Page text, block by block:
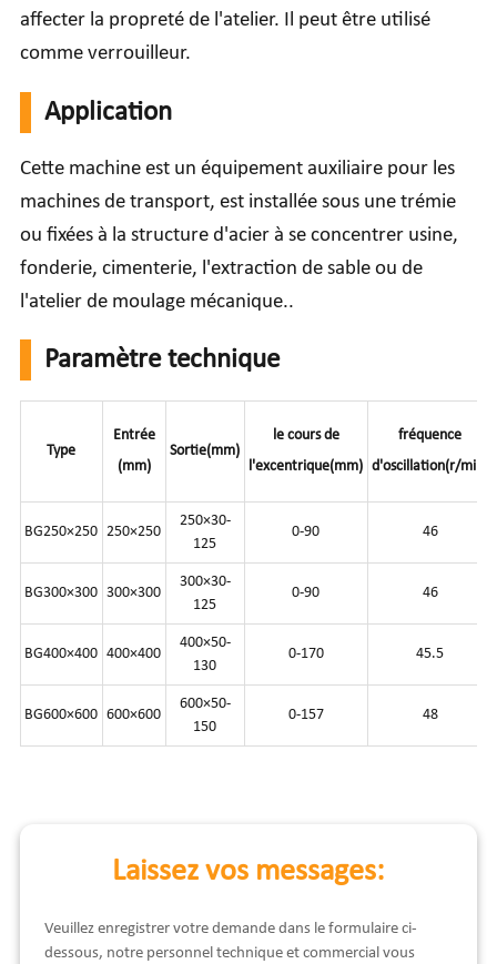
affecter la propreté de l'atelier. Il peut être utilisé
comme verrouilleur.
Application
Cette machine est un équipement auxiliaire pour les
machines de transport, est installée sous une trémie
ou fixées à la structure d'acier à se concentrer usine,
fonderie, cimenterie, l'extraction de sable ou de
l'atelier de moulage mécanique..
Paramètre technique
Type
Entrée
(mm)
Sortie(mm)
le cours de
l'excentrique(mm)
fréquence
d'oscillation(r/min)
BG250×250 250×250
250×30-
125
0-90 46
BG300×300 300×300
300×30-
125
0-90 46
BG400×400 400×400
400×50-
130
0-170 45.5
BG600×600 600×600
600×50-
150
0-157 48
Laissez vos messages:
Veuillez enregistrer votre demande dans le formulaire ci-
dessous, notre personnel technique et commercial vous